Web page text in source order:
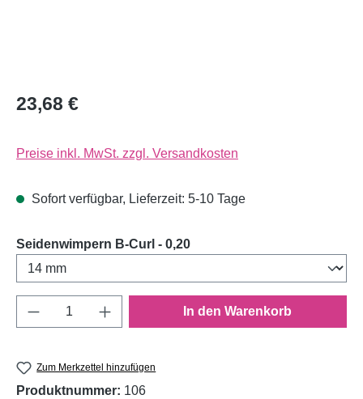
23,68 €
Preise inkl. MwSt. zzgl. Versandkosten
Sofort verfügbar, Lieferzeit: 5-10 Tage
Seidenwimpern B-Curl - 0,20auswählen
Produkt Anzahl: Gib den gewünschten
In den Warenkorb
Zum Merkzettel hinzufügen
Produktnummer: 106